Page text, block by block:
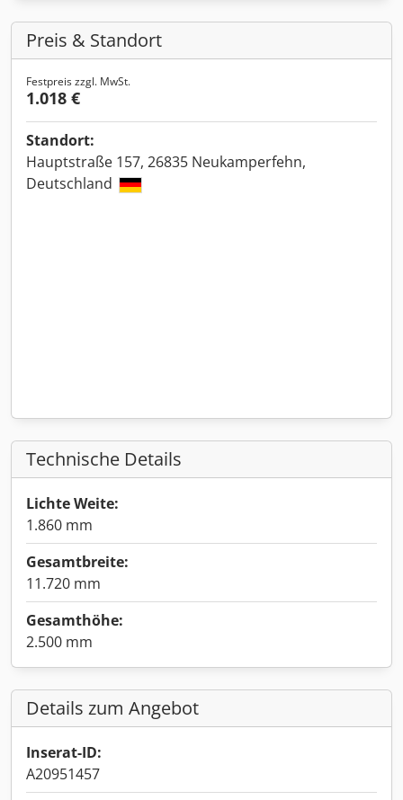
Preis & Standort
Festpreis zzgl. MwSt.
1.018 €
Standort:
Hauptstraße 157, 26835 Neukamperfehn,
Deutschland
Technische Details
Lichte Weite:
1.860 mm
Gesamtbreite:
11.720 mm
Gesamthöhe:
2.500 mm
Details zum Angebot
Inserat-ID:
A20951457